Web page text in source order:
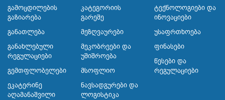
Გამოცდილების
Გაზიარება
Განათლება
Განახლებული
Რეგულაციები
Გემთფლობელები
Ეკატერინე
Აღამანაშვილი
Კატეგორიის
Გარეშე
Მეზღვაურები
Მეკობრეები Და
Უშიშროება
Მსოფლიო
Ნავსადგურები Და
Ლოგისტიკა
Ტექნოლოგიები Და
Ინოვაციები
Უსაფრთხოება
Ფინასები
Წესები Და
Რეგულაციები